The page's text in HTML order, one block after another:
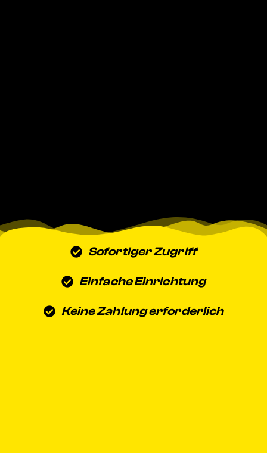
Sofortiger Zugriff
Einfache Einrichtung
Keine Zahlung erforderlich